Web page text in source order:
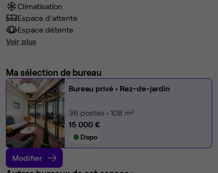
Climatisation
Espace d'attente
Espace détente
Voir plus
Ma sélection de bureau
Bureau privé • Rez-de-jardin
36 postes • 108 m²
15 000 €
Dispo
Modifier